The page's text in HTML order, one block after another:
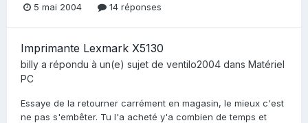
5 mai 2004 14 réponses
Imprimante Lexmark X5130
billy a répondu à un(e) sujet de ventilo2004 dans Matériel
PC
Essaye de la retourner carrément en magasin, le mieux c'est
ne pas s'embêter. Tu l'a acheté y'a combien de temps et